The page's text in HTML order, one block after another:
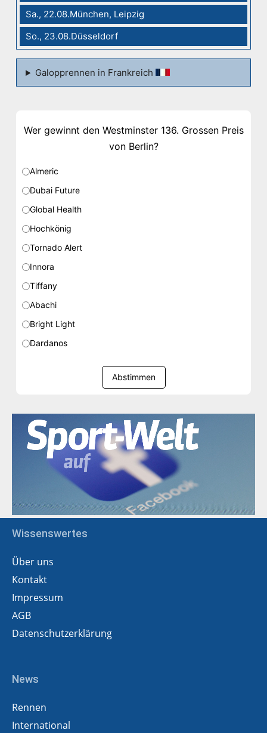
Sa., 22.08.München, Leipzig
So., 23.08.Düsseldorf
Galopprennen in Frankreich
Wer gewinnt den Westminster 136. Grossen Preis
von Berlin?
Almeric
Dubai Future
Global Health
Hochkönig
Tornado Alert
Innora
Tiffany
Abachi
Bright Light
Dardanos
Abstimmen
Wissenswertes
Über uns
Kontakt
Impressum
AGB
Datenschutzerklärung
News
Rennen
International